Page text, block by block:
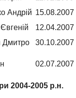
Андрій 15.08.2007
12.04.2007
Дмитро 30.10.2007
02.07.2007
2004-2005 р.н.